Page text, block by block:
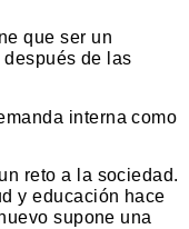
que ser un
de las
interna como
reto a la sociedad.
y educación hace
supone una